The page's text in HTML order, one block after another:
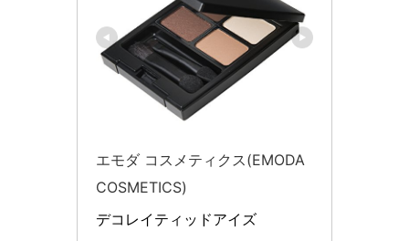
エモダ コスメティクス(EMODA
COSMETICS)
デコレイティッドアイズ